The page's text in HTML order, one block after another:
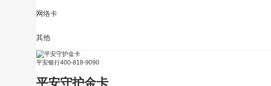
网络卡
其他
平安银行400-818-9090
平安守护金卡